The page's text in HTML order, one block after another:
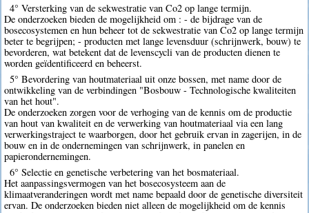
4° Versterking van de sekwestratie van Co2 op lange termijn.
De onderzoeken bieden de mogelijkheid om : - de bijdrage van de
bosecosystemen en hun beheer tot de sekwestratie van Co2 op lange termijn
beter te begrijpen; - producten met lange levensduur (schrijnwerk, bouw) te
bevorderen, wat betekent dat de levenscycli van de producten dienen te
worden geïdentificeerd en beheerst.
5° Bevordering van houtmateriaal uit onze bossen, met name door de
ontwikkeling van de verbindingen "Bosbouw - Technologische kwaliteiten
van het hout".
De onderzoeken zorgen voor de verhoging van de kennis om de productie
van hout van kwaliteit en de verwerking van houtmateriaal via een lang
verwerkingstraject te waarborgen, door het gebruik ervan in zagerijen, in de
bouw en in de ondernemingen van schrijnwerk, in panelen en
papierondernemingen.
6° Selectie en genetische verbetering van het bosmateriaal.
Het aanpassingsvermogen van het bosecosysteem aan de
klimaatveranderingen wordt met name bepaald door de genetische diversiteit
ervan. De onderzoeken bieden niet alleen de mogelijkheid om de kennis